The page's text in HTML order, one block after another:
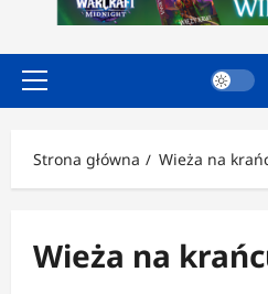
Menu
Strona główna Wieża na
Wieża na